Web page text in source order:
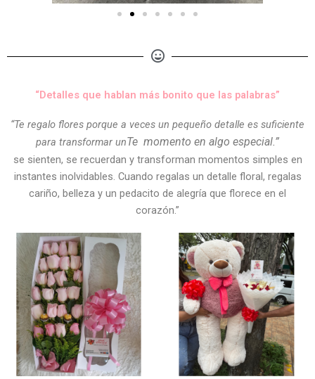
“Detalles que hablan más bonito que las palabras”
“Te regalo flores porque a veces un pequeño detalle es suficiente
para transformar unTe momento en algo especial.”
se sienten, se recuerdan y transforman momentos simples en
instantes inolvidables. Cuando regalas un detalle floral, regalas
cariño, belleza y un pedacito de alegría que florece en el
corazón.”